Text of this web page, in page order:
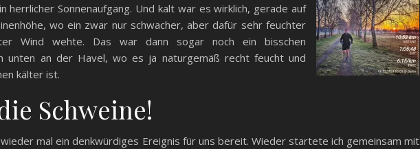
herrlicher Sonnenaufgang. Und kalt war es wirklich, gerade auf
wo ein zwar nur schwacher, aber dafür sehr feuchter
Wind wehte. Das war dann sogar noch ein bisschen
unten an der Havel, wo es ja naturgemäß recht feucht und
kälter ist.
Schweine!
mal ein denkwürdiges Ereignis für uns bereit. Wieder startete ich gemeinsam mit